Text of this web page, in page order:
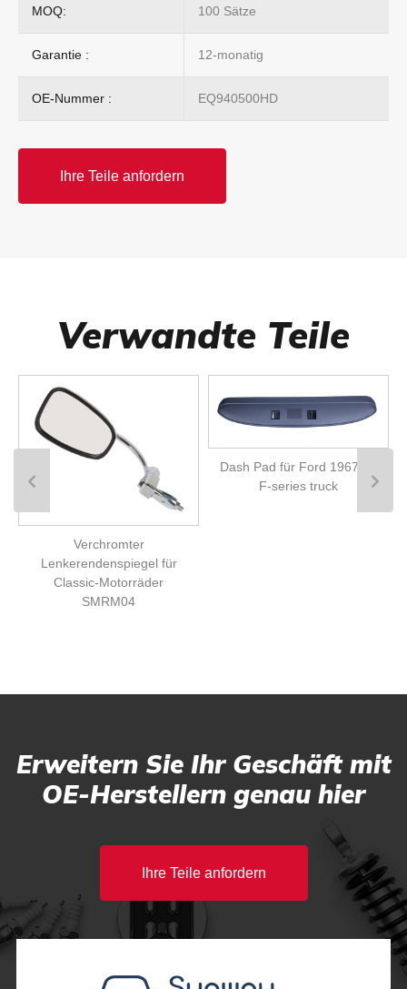
MOQ: 100 Sätze
Garantie : 12-monatig
OE-Nummer : EQ940500HD
Ihre Teile anfordern
Verwandte Teile
Verchromter
Lenkerendenspiegel für
Classic-Motorräder
SMRM04
Dash Pad für Ford 1967-72
F-series truck
Erweitern Sie Ihr Geschäft mit
OE-Herstellern genau hier
Ihre Teile anfordern